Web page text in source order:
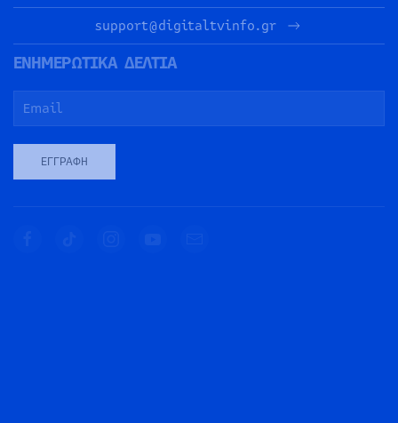
support@digitaltvinfo.gr
ΕΝΗΜΕΡΩΤΙΚΑ ΔΕΛΤΙΑ
ΕΓΓΡΑΦΉ